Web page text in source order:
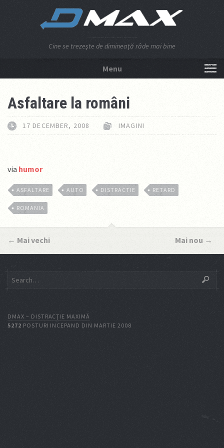
Cine se trezeşte de dimineaţă râde mai bine
Menu
Asfaltare la români
17 DECEMBER, 2008 IMAGINI
via humor
ASFALTARE AUTO DISTRACTIE RETARD
ROMANIA
← Mai vechi Mai nou →
DMAX – DISTRACŢIE MAXIMĂ
5272 POSTURI INCEPAND DIN MARTIE 2008